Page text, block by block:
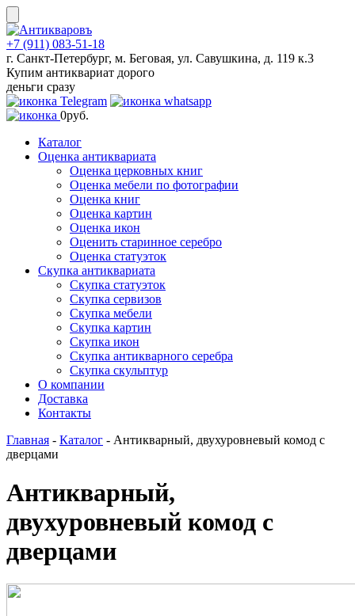
Skip
to
content
+7 (911) 083-51-18
г. Санкт-Петербург, м. Беговая, ул. Савушкина, д. 119 к.3
Купим антиквариат дорого
деньги сразу
0руб.
Каталог
Оценка антиквариата
Оценка церковных книг
Оценка мебели по фотографии
Оценка книг
Оценка картин
Оценка икон
Оценить старинное серебро
Оценка статуэток
Скупка антиквариата
Скупка статуэток
Скупка сервизов
Скупка мебели
Скупка картин
Скупка икон
Скупка антикварного серебра
Скупка скульптур
О компании
Доставка
Контакты
Главная - Каталог - Антикварный, двухуровневый комод с
дверцами
Антикварный,
двухуровневый комод с
дверцами